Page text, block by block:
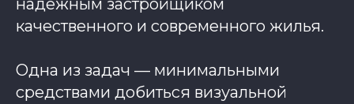
надежным застройщиком
качественного и современного жилья.
Одна из задач — минимальными
средствами добиться визуальной